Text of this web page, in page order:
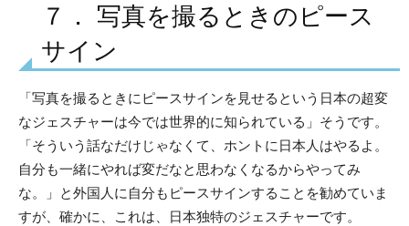
７． 写真を撮るときのピース
サイン
「写真を撮るときにピースサインを見せるという日本の超変
なジェスチャーは今では世界的に知られている」そうです。
「そういう話なだけじゃなくて、ホントに日本人はやるよ。
自分も一緒にやれば変だなと思わなくなるからやってみ
な。」と外国人に自分もピースサインすることを勧めていま
すが、確かに、これは、日本独特のジェスチャーです。